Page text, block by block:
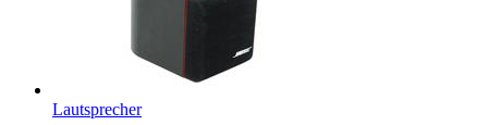
Lautsprecher